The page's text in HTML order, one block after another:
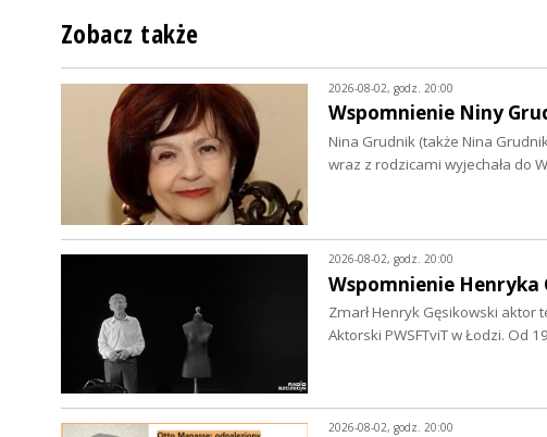
Zobacz także
2026-08-02, godz. 20:00
Wspomnienie Niny
Nina Grudnik (także Nina
wraz z rodzicami wyjechała do
2026-08-02, godz. 20:00
Wspomnienie Henryka
Zmarł Henryk Gęsikowski aktor
Aktorski PWSFTviT w Łodzi. Od
2026-08-02, godz. 20:00